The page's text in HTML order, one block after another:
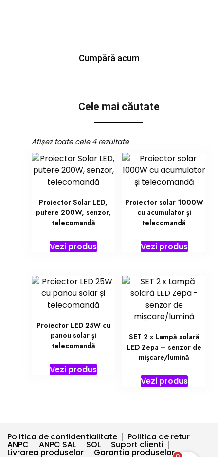
Cumpără acum
Cele mai căutate
Afișez toate cele 4 rezultate
Proiector Solar LED,
putere 200W, senzor,
telecomandă
Vezi produs
Proiector solar 1000W
cu acumulator și
telecomandă
Vezi produs
Proiector LED 25W cu
panou solar și
telecomandă
Vezi produs
SET 2 x Lampă solară
LED Zepa – senzor de
mișcare/lumină
Vezi produs
Politica de confidentialitate Politica de retur
ANPC ANPC SAL SOL Suport clienti
Livrarea produselor Garantia produselor